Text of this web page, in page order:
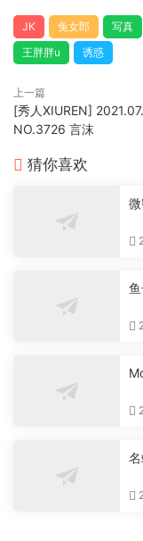
JK 兔女郎 写真
王胖胖u
诱惑
上一篇
[秀人XIUREN]
NO.3726 言沫
猜你喜欢